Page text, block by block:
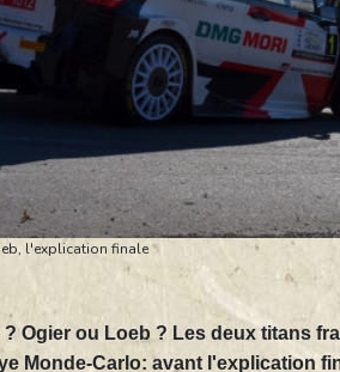
l'explication finale
Ogier ou Loeb ? Les deux titans
Monde-Carlo: avant l'explication